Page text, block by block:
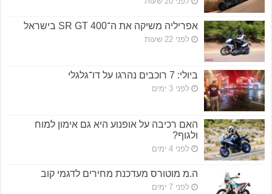
אפריליה משיקה את ה־SR GT 400 בישראל
לפני 22 שעות
ביולי: 7 רוכבים נהרגו על דו־גלגלי
לפני 3 ימים
האם רכיבה על אופנוע היא גם אימון למוח
ולגוף?
לפני 4 ימים
ה.מ מוטורס מעדכנת מחירים לדגמי קוב
לפני 7 ימים